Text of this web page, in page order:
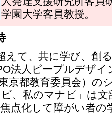
学園大学客員教授。
えて、共に学び、創
法人ピープルデザイ
京都教育委員会）の
、私のマナビ」は文
点化して障がい者の